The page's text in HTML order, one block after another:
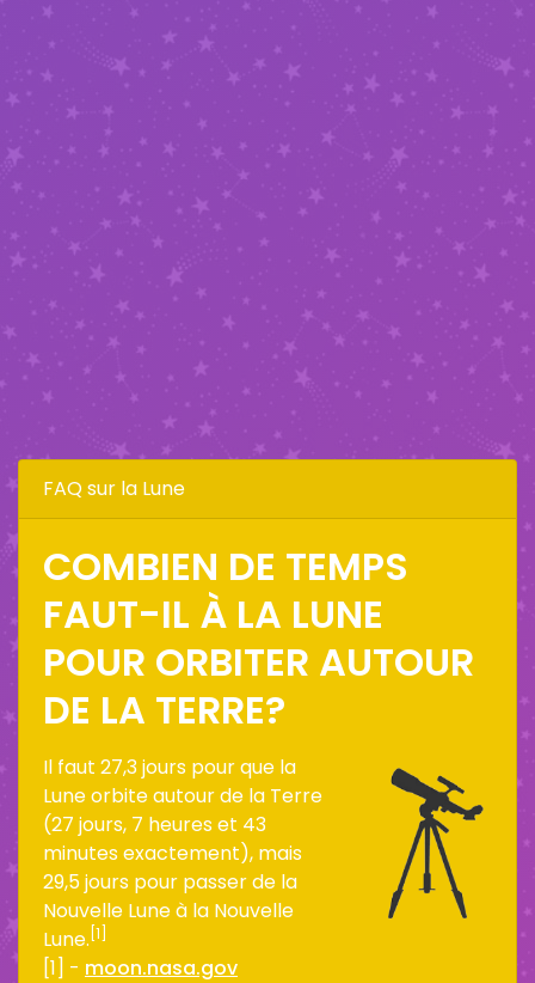
FAQ sur la Lune
COMBIEN DE TEMPS
FAUT-IL À LA LUNE
POUR ORBITER AUTOUR
DE LA TERRE?
Il faut 27,3 jours pour que la
Lune orbite autour de la Terre
(27 jours, 7 heures et 43
minutes exactement), mais
29,5 jours pour passer de la
Nouvelle Lune à la Nouvelle
Lune. [1]
[1] - moon.nasa.gov